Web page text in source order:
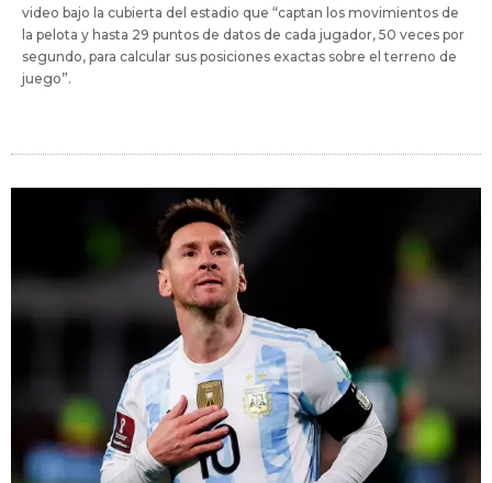
video bajo la cubierta del estadio que “captan los movimientos de
la pelota y hasta 29 puntos de datos de cada jugador, 50 veces por
segundo, para calcular sus posiciones exactas sobre el terreno de
juego”.